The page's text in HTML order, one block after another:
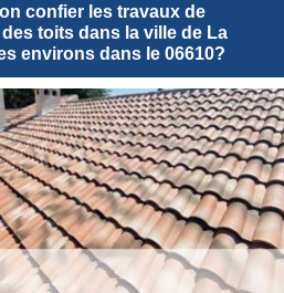
confier les travaux de
toits dans la ville de La
environs dans le 06610?